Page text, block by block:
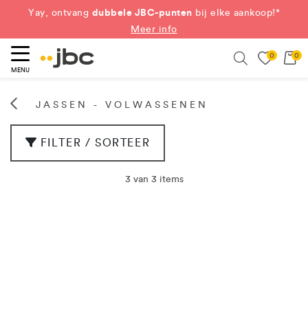
Yay, ontvang dubbele JBC-punten bij elke aankoop!*
Meer info
MENU
0 0
JASSEN - VOLWASSENEN
FILTER / SORTEER
3 van 3 items